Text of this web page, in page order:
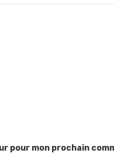
pour mon prochain